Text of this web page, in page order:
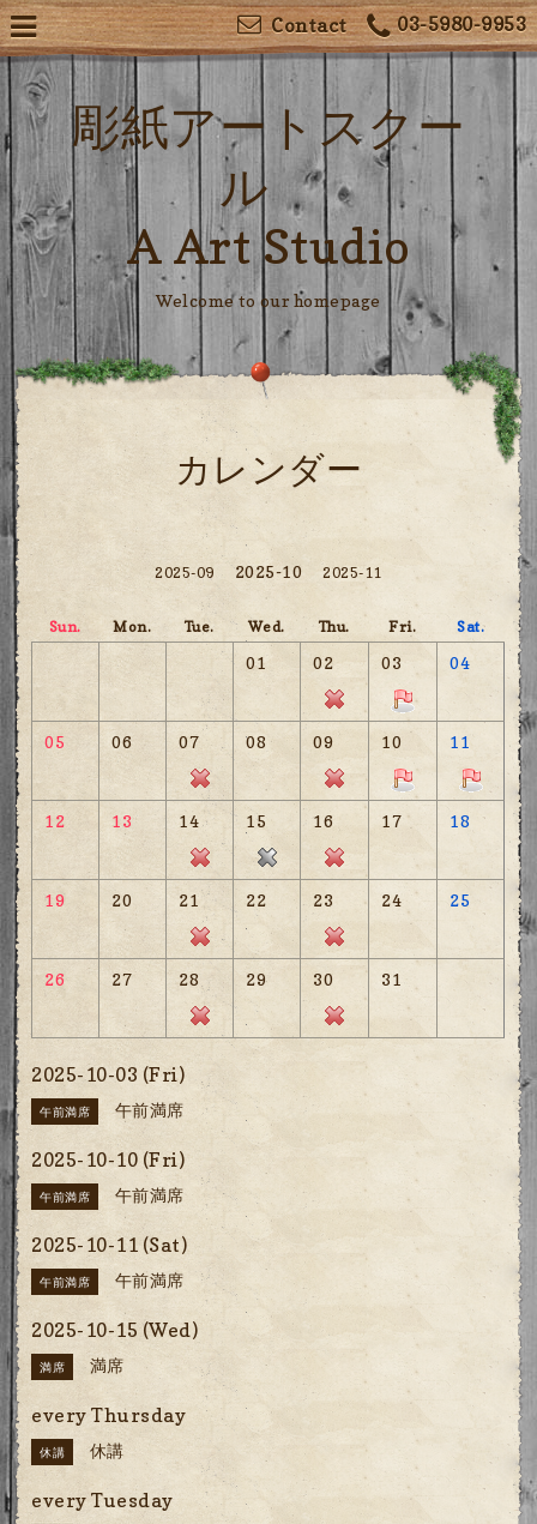
03-5980-9953
Contact
彫紙アートスクー
ル
A Art Studio
Welcome to our homepage
カレンダー
2025-09 2025-10 2025-11
Sun. Mon. Tue. Wed. Thu. Fri. Sat.
01 02 03 04
05 06 07 08 09 10 11
12 13 14 15 16 17 18
19 20 21 22 23 24 25
26 27 28 29 30 31
2025-10-03 (Fri)
午前満席 午前満席
2025-10-10 (Fri)
午前満席 午前満席
2025-10-11 (Sat)
午前満席 午前満席
2025-10-15 (Wed)
満席 満席
every Thursday
休講 休講
every Tuesday